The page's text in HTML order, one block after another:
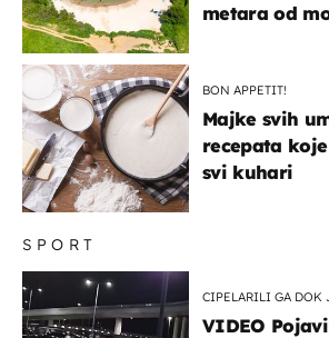
SPORT
CIPELARILI GA DOK
VIDEO
metara od
BON APPETIT!
Majke svih
recepata
svi kuhari